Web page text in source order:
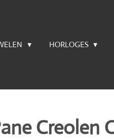
HORLOGES
Creolen